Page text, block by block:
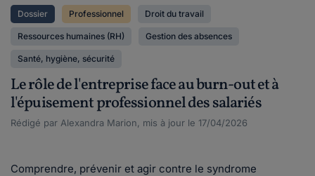
Dossier Professionnel Droit du travail
Ressources humaines (RH) Gestion des absences
Santé, hygiène, sécurité
Le rôle de l'entreprise face au burn-out et à
l'épuisement professionnel des salariés
Rédigé par Alexandra Marion, mis à jour le 17/04/2026
Comprendre, prévenir et agir contre le syndrome